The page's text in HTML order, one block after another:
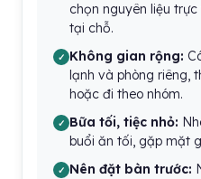
chọn nguyên liệu
tại chỗ.
Không gian rộng:
lạnh và phòng riêng,
hoặc đi theo nhóm.
Bữa tối, tiệc nhỏ:
buổi ăn tối, gặp mặt
Nên đặt bàn trước: